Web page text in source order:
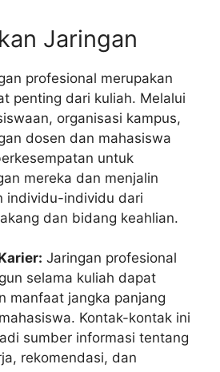
Jaringan
profesional merupakan
penting dari kuliah. Melalui
organisasi kampus,
dosen dan mahasiswa
untuk
mereka dan menjalin
individu-individu dari
dan bidang keahlian.
Jaringan profesional
selama kuliah dapat
manfaat jangka panjang
Kontak-kontak ini
sumber informasi tentang
rekomendasi, dan